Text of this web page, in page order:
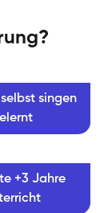
singen
+3 Jahre